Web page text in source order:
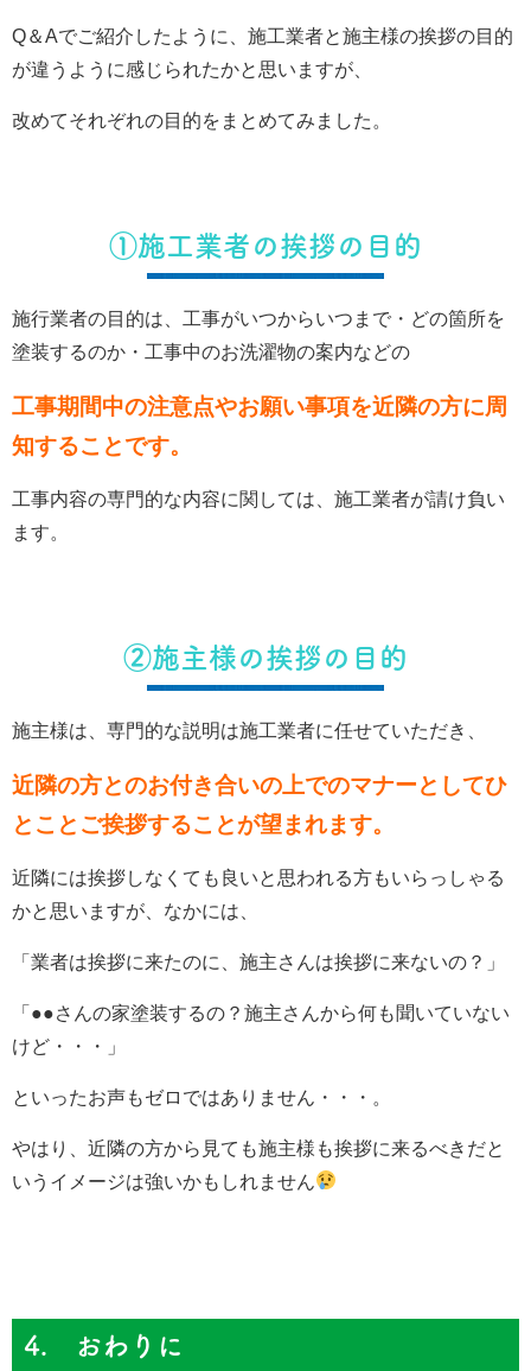
Q＆Aでご紹介したように、施工業者と施主様の挨拶の目的
が違うように感じられたかと思いますが、
改めてそれぞれの目的をまとめてみました。
①施工業者の挨拶の目的
施行業者の目的は、工事がいつからいつまで・どの箇所を
塗装するのか・工事中のお洗濯物の案内などの
工事期間中の注意点やお願い事項を近隣の方に周
知することです。
工事内容の専門的な内容に関しては、施工業者が請け負い
ます。
②施主様の挨拶の目的
施主様は、専門的な説明は施工業者に任せていただき、
近隣の方とのお付き合いの上でのマナーとしてひ
とことご挨拶することが望まれます。
近隣には挨拶しなくても良いと思われる方もいらっしゃる
かと思いますが、なかには、
「業者は挨拶に来たのに、施主さんは挨拶に来ないの？」
「●●さんの家塗装するの？施主さんから何も聞いていない
けど・・・」
といったお声もゼロではありません・・・。
やはり、近隣の方から見ても施主様も挨拶に来るべきだと
いうイメージは強いかもしれません
4. おわりに